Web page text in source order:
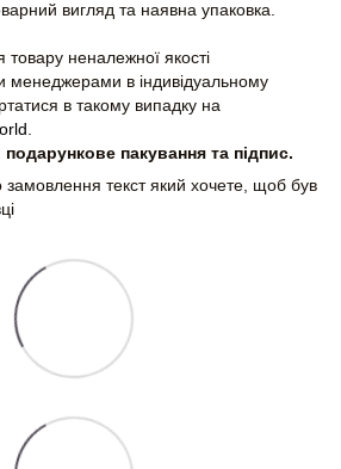
вигляд та наявна упаковка.
неналежної якості
менеджерами в індивідуальному
в такому випадку на
пакування та підпис.
замовлення текст який хочете, щоб був